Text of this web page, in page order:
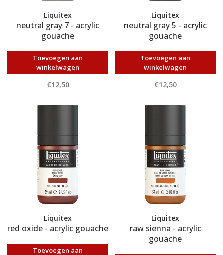
Liquitex
neutral gray 7 - acrylic
gouache
Toevoegen aan
winkelwagen
€12,50
Liquitex
neutral gray 5 - acrylic
gouache
Toevoegen aan
winkelwagen
€12,50
Liquitex
red oxide - acrylic gouache
Toevoegen aan
Liquitex
raw sienna - acrylic
gouache